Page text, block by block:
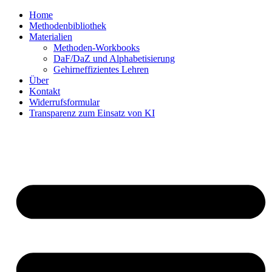
Home
Methodenbibliothek
Materialien
Methoden-Workbooks
DaF/DaZ und Alphabetisierung
Gehirneffizientes Lehren
Über
Kontakt
Widerrufsformular
Transparenz zum Einsatz von KI